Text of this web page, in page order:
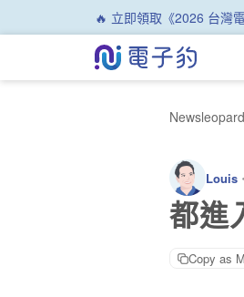
🔥 立即領取《2026 台灣
Newsleopard
Louis ・
都進
Copy as